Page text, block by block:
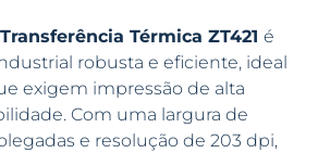
Térmica ZT421 é
robusta e eficiente, ideal
exigem impressão de alta
Com uma largura de
e resolução de 203 dpi,